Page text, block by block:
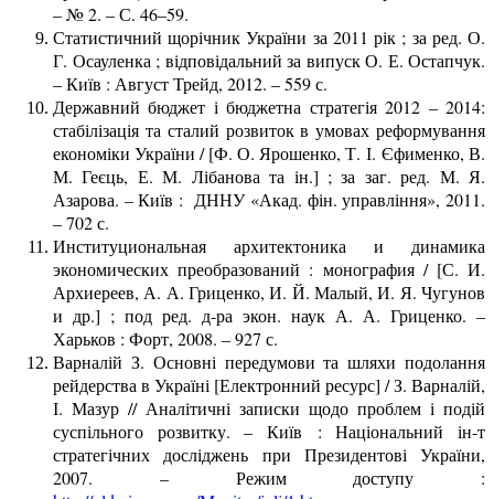
– № 2. – С. 46–59.
Статистичний щорічник України за 2011 рік ; за ред. О.
Г. Осауленка ; відповідальний за випуск О. Е. Остапчук.
– Київ : Август Трейд, 2012. – 559 с.
Державний бюджет і бюджетна стратегія 2012 – 2014:
стабілізація та сталий розвиток в умовах реформування
економіки України / [Ф. О. Ярошенко, Т. І. Єфименко, В.
М. Геєць, Е. М. Лібанова та ін.] ; за заг. ред. М. Я.
Азарова. – Київ : ДННУ «Акад. фін. управління», 2011.
– 702 с.
Институциональная архитектоника и динамика
экономических преобразований : монография / [С. И.
Архиереев, А. А. Гриценко, И. Й. Малый, И. Я. Чугунов
и др.] ; под ред. д-ра экон. наук А. А. Гриценко. –
Харьков : Форт, 2008. – 927 с.
Варналій З. Основні передумови та шляхи подолання
рейдерства в Україні [Електронний ресурс] / З. Варналій,
І. Мазур // Аналітичні записки щодо проблем і подій
суспільного розвитку. – Київ : Національний ін-т
стратегічних досліджень при Президентові України,
2007. – Режим доступу :